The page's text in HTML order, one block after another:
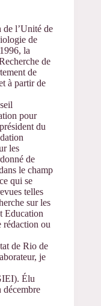
de l’Unité de
de
la
de
de
à partir de
pour
du
les
de
le champ
qui se
telles
sur les
Education
rédaction ou
de Rio de
je
Élu
décembre